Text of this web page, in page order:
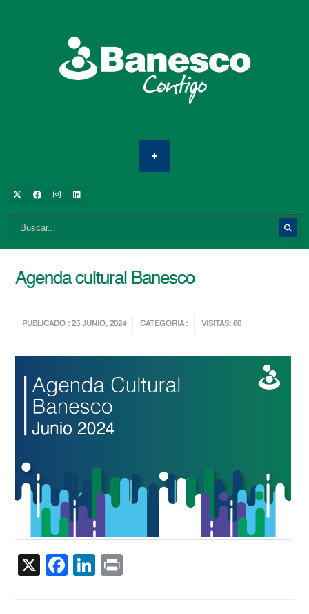
Agenda cultural Banesco
PUBLICADO : 25 JUNIO, 2024 CATEGORIA : VISITAS: 60
X Facebook
LinkedIn